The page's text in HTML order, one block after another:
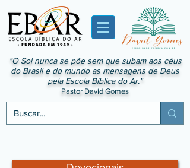
"O Sol nunca se põe sem que subam aos céus
do Brasil e do mundo as mensagens de Deus
pela Escola Bíblica do Ar."
Pastor David Gomes